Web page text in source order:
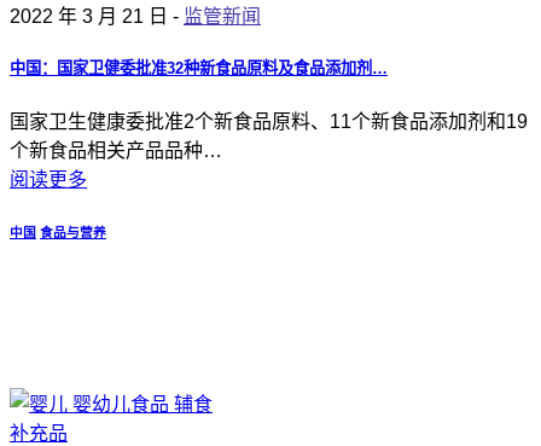
2022 年 3 月 21 日 - 监管新闻
中国：国家卫健委批准32种新食品原料及食品添加剂…
国家卫生健康委批准2个新食品原料、11个新食品添加剂和19
个新食品相关产品品种…
阅读更多
中国 食品与营养